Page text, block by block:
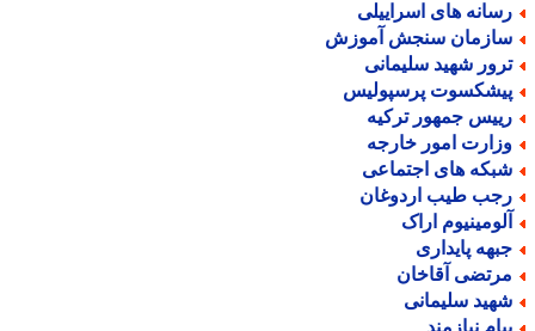
های اسراییلی
سنجش آموزش
شهید سلیمانی
پرسپولیس
جمهور ترکیه
امور خارجه
های اجتماعی
طیب اردوغان
اراک
پایداری
آقاخان
سلیمانی